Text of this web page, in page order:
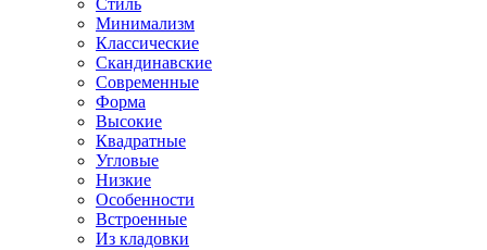
Стиль
Минимализм
Классические
Скандинавские
Современные
Форма
Высокие
Квадратные
Угловые
Низкие
Особенности
Встроенные
Из кладовки